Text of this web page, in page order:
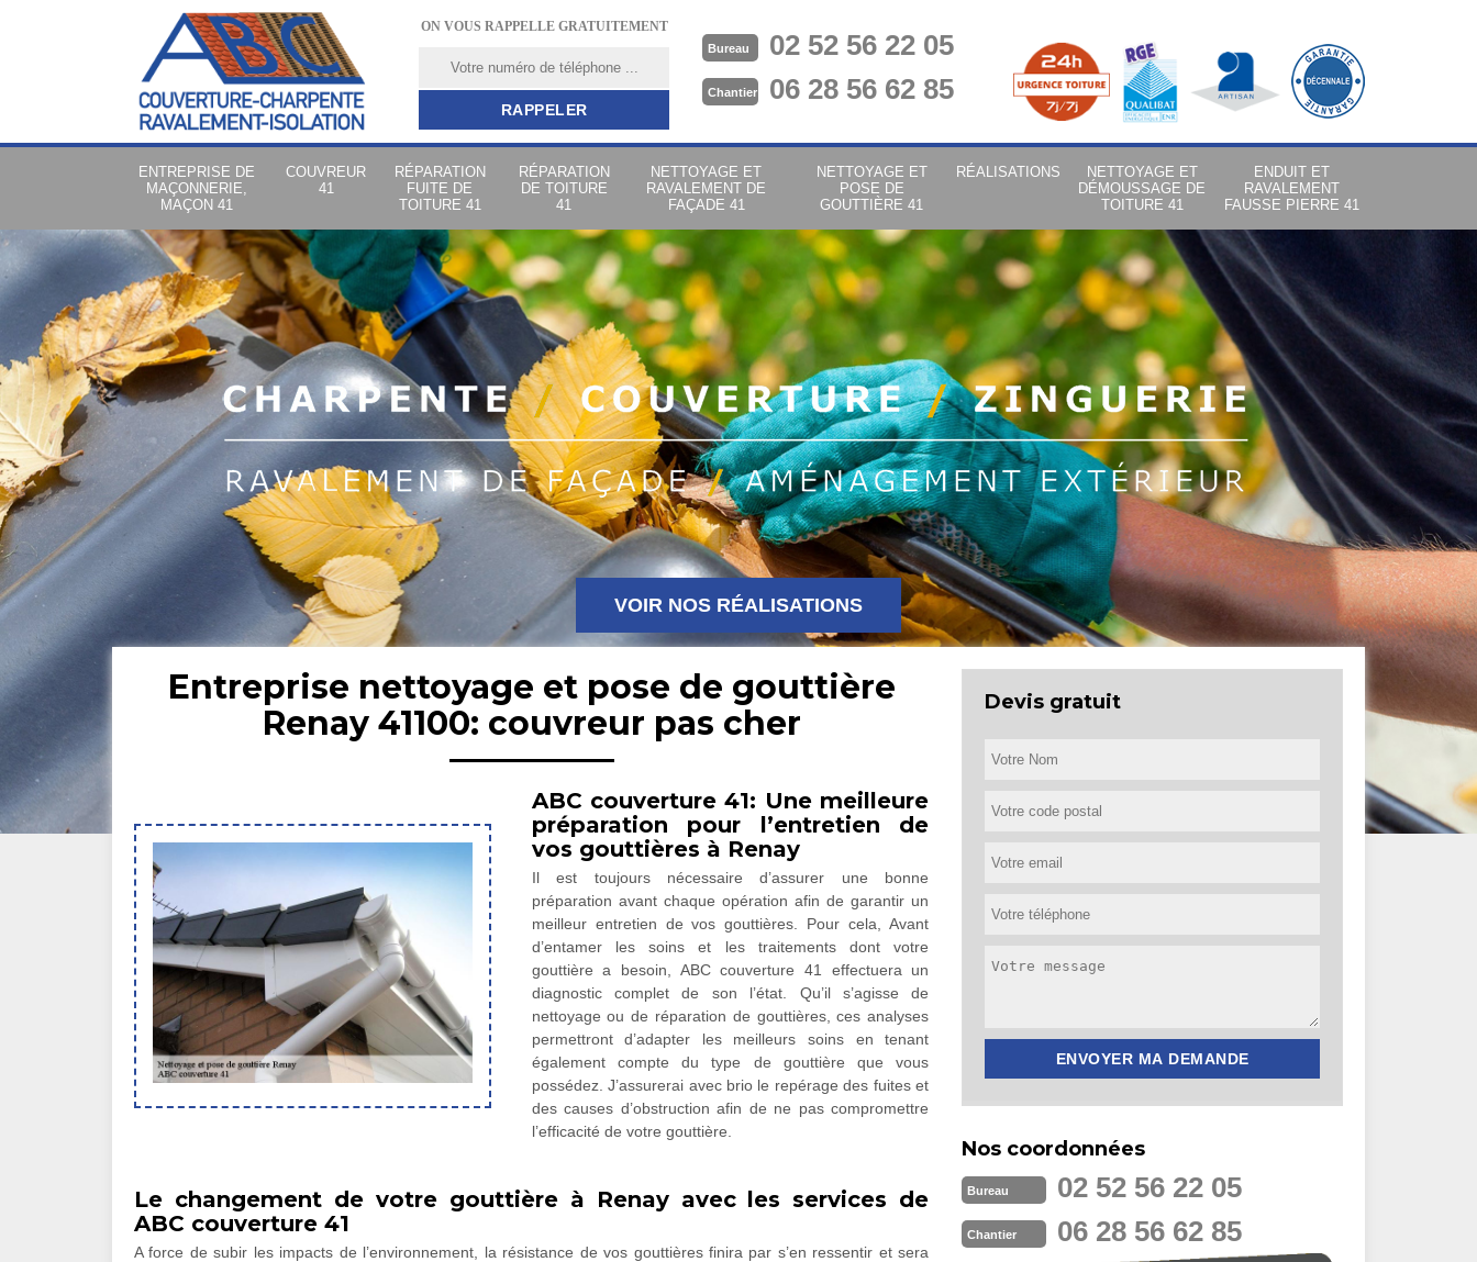
ON VOUS RAPPELLE GRATUITEMENT
Bureau 02 52 56 22 05
Chantier 06 28 56 62 85
ENTREPRISE DE
MAÇONNERIE,
MAÇON 41
COUVREUR
41
RÉPARATION
FUITE DE
TOITURE 41
RÉPARATION
DE TOITURE
41
NETTOYAGE ET
RAVALEMENT DE
FAÇADE 41
NETTOYAGE ET
POSE DE
GOUTTIÈRE 41
RÉALISATIONS
NETTOYAGE ET
DÉMOUSSAGE DE
TOITURE 41
ENDUIT ET
RAVALEMENT
FAUSSE PIERRE 41
VOIR NOS RÉALISATIONS
Entreprise nettoyage et pose de gouttière
Renay 41100: couvreur pas cher
ABC couverture 41: Une meilleure
préparation pour l’entretien de
vos gouttières à Renay
Il est toujours nécessaire d’assurer une bonne
préparation avant chaque opération afin de garantir un
meilleur entretien de vos gouttières. Pour cela, Avant
d’entamer les soins et les traitements dont votre
gouttière a besoin, ABC couverture 41 effectuera un
diagnostic complet de son l’état. Qu’il s’agisse de
nettoyage ou de réparation de gouttières, ces analyses
permettront d’adapter les meilleurs soins en tenant
également compte du type de gouttière que vous
possédez. J’assurerai avec brio le repérage des fuites et
des causes d’obstruction afin de ne pas compromettre
l’efficacité de votre gouttière.
Le changement de votre gouttière à Renay avec les services de
ABC couverture 41
A force de subir les impacts de l’environnement, la résistance de vos gouttières finira par s’en ressentir et sera
Devis gratuit
Nos coordonnées
Bureau 02 52 56 22 05
Chantier 06 28 56 62 85